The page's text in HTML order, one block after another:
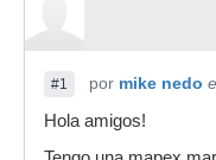
#1 por mike nedo
Hola amigos!